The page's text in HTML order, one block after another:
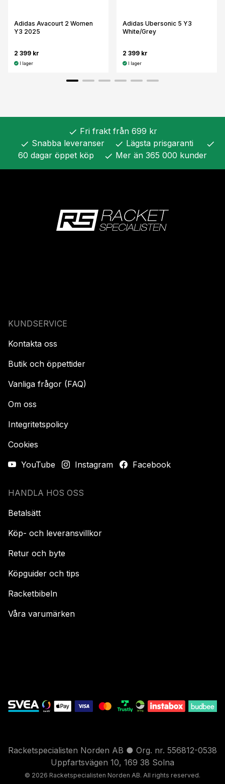
Adidas Avacourt 2 Women
Y3 2025
2 399 kr
I lager
Adidas Ubersonic 5 Y3
White/Grey
2 399 kr
I lager
check Fri frakt från 699 kr
check Snabba leveranser check Lägsta prisgaranti check
60 dagar öppet köp check Mer än 365 000 kunder
KUNDSERVICE
Kontakta oss
Butik och öppettider
Vanliga frågor (FAQ)
Om oss
Integritetspolicy
Cookies
YouTube
Instagram Facebook
HANDLA HOS OSS
Betalsätt
Köp- och leveransvillkor
Retur och byte
Köpguider och tips
Racketbibeln
Våra varumärken
Racketspecialisten Norden AB ● Org. nr. 556812-0538
Uppfartsvägen 10, 169 38 Solna
© 2026 Racketspecialisten Norden AB. All rights reserved.